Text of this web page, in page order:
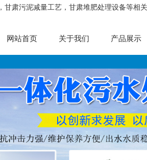
，甘肃污泥减量工艺，甘肃堆肥处理设备等相
网站首页 关于我们 产品展示